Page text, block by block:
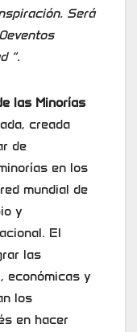
Será
“.
las Minorías
creada
de
en los
mundial de
y
El
las
económicas y
los
en hacer